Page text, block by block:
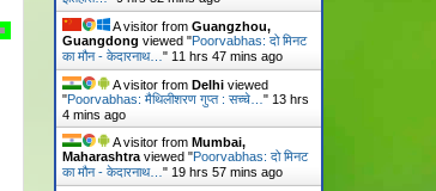
A visitor from Guangzhou,
Guangdong viewed "Poorvabhas: दो मिनट
का मौन - केदारनाथ… " 11 hrs 47 mins ago
A visitor from Delhiviewed
"Poorvabhas: मैथिलीशरण गुप्त : सच्चे… " 13 hrs
4 mins ago
A visitor from Mumbai,
Maharashtraviewed "Poorvabhas: दो मिनट
का मौन - केदारनाथ… " 19 hrs 57 mins ago